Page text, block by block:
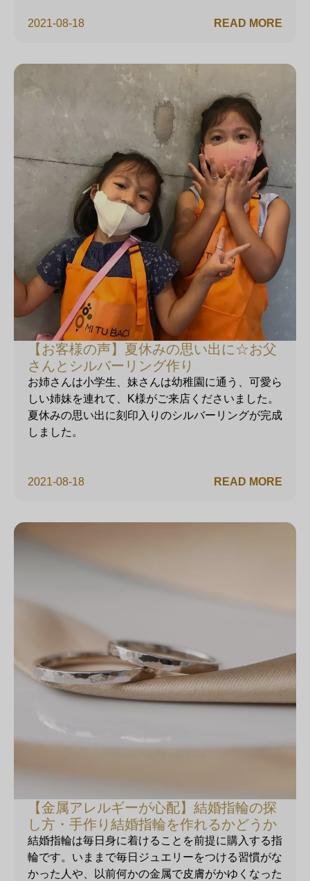
2021-08-18 READ MORE
【お客様の声】夏休みの思い出に☆お父
さんとシルバーリング作り
2021-08-18
お姉さんは小学生、妹さんは幼稚園に通う、可愛ら
しい姉妹を連れて、K様がご来店くださいました。
夏休みの思い出に刻印入りのシルバーリングが完成
しました。
READ MORE
【金属アレルギーが心配】結婚指輪の探
し方・手作り結婚指輪を作れるかどうか
結婚指輪は毎日身に着けることを前提に購入する指
輪です。いままで毎日ジュエリーをつける習慣がな
かった人や、以前何かの金属で皮膚がかゆくなった